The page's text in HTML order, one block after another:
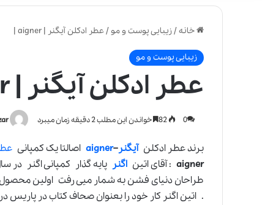
خانه/زیبایی پوست و مو /عطر ادکلن آیگنر | aigner |
زیبایی پوست و مو
عطر ادکلن آیگنر | aigner |
0 خواندن این مطلب 2 دقیقه زمان میبرد
برند عطر ادکلنآیگنر–
aigner اصالتا یک کمپانی
aigner : آقای اتین اگنر